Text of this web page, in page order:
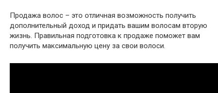
Продажа волос – это отличная возможность получить
дополнительный доход и придать вашим волосам вторую
жизнь. Правильная подготовка к продаже поможет вам
получить максимальную цену за свои волоси.